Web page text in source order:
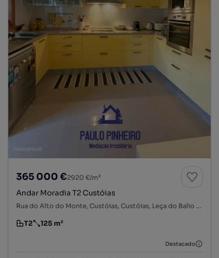
365 000 €2920 €/m²
Andar Moradia T2 Custóias
Rua do Alto do Monte, Custóias, Custóias, Leça do Balio e Guifões, Matosinhos, Porto
Tipologia
T2
Preço por metro quadrado
125 m²
Destacado